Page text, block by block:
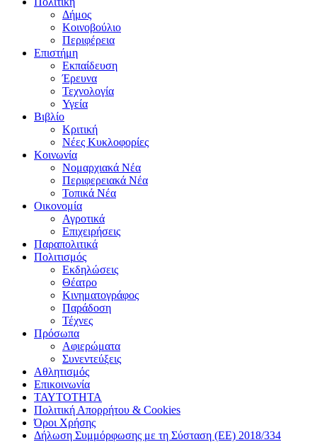
Δήμος
Κοινοβούλιο
Περιφέρεια
Επιστήμη
Εκπαίδευση
Έρευνα
Τεχνολογία
Υγεία
Βιβλίο
Κριτική
Νέες Κυκλοφορίες
Κοινωνία
Νομαρχιακά Νέα
Περιφερειακά Νέα
Τοπικά Νέα
Οικονομία
Αγροτικά
Επιχειρήσεις
Παραπολιτικά
Πολιτισμός
Εκδηλώσεις
Θέατρο
Κινηματογράφος
Παράδοση
Τέχνες
Πρόσωπα
Αφιερώματα
Συνεντεύξεις
Αθλητισμός
Επικοινωνία
ΤΑΥΤΟΤΗΤΑ
Πολιτική Απορρήτου & Cookies
Όροι Χρήσης
Δήλωση Συμμόρφωσης με τη Σύσταση (ΕΕ) 2018/334